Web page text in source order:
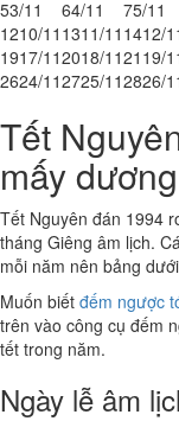
53/11 64/11 75/11
1210/11 1311/11 1412/
1917/112018/1121 19/
2624/112725/112826/
Tết
mấy
Tết Nguyên đán 1994
tháng Giêng âm lịch.
mỗi năm nên bảng
Muốn biết đếm ngược
trên vào công cụ đếm
tết trong năm.
Ngày lễ âm